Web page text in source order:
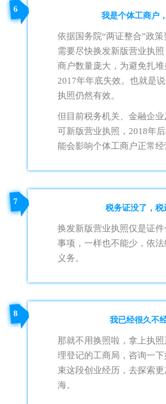
6
我是个体工商户
依据国务院“两证整合”政
需要尽快换发新版营业执
商户数量庞大，为避免扎
2017年年底失效。也就是
执照仍然有效。
但目前税务机关、金融企
可新版营业执照，2018年
能会影响个体工商户正常经
7
税务证没了，税
换发新版营业执照仅是证
事项，一样也不能少，依
义务。
8
我已经很久不
那就不用换照啦，拿上执
理登记的工商局，咨询一
束这段创业经历，去探索
海。